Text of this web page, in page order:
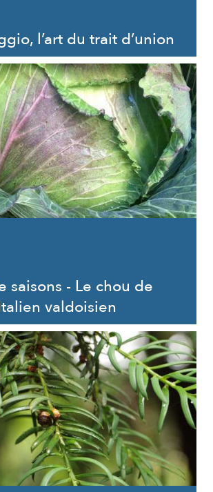
l’art du trait d’union
saisons - Le chou de
valdoisien